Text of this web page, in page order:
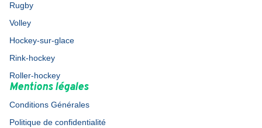
Rugby
Volley
Hockey-sur-glace
Rink-hockey
Roller-hockey
Mentions légales
Conditions Générales
Politique de confidentialité